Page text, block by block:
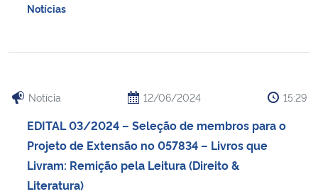
Notícias
Notícia 12/06/2024 15:29
EDITAL 03/2024 – Seleção de membros para o
Projeto de Extensão no 057834 – Livros que
Livram: Remição pela Leitura (Direito &
Literatura)